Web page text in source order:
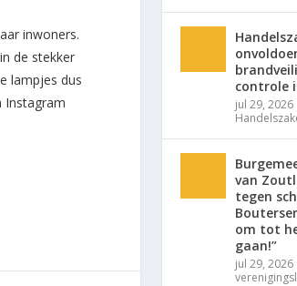
inwoners.
de stekker
lampjes dus
Instagram
controle
jul 29, 2026
van
tegen
om tot
gaan!”
jul 29, 2026